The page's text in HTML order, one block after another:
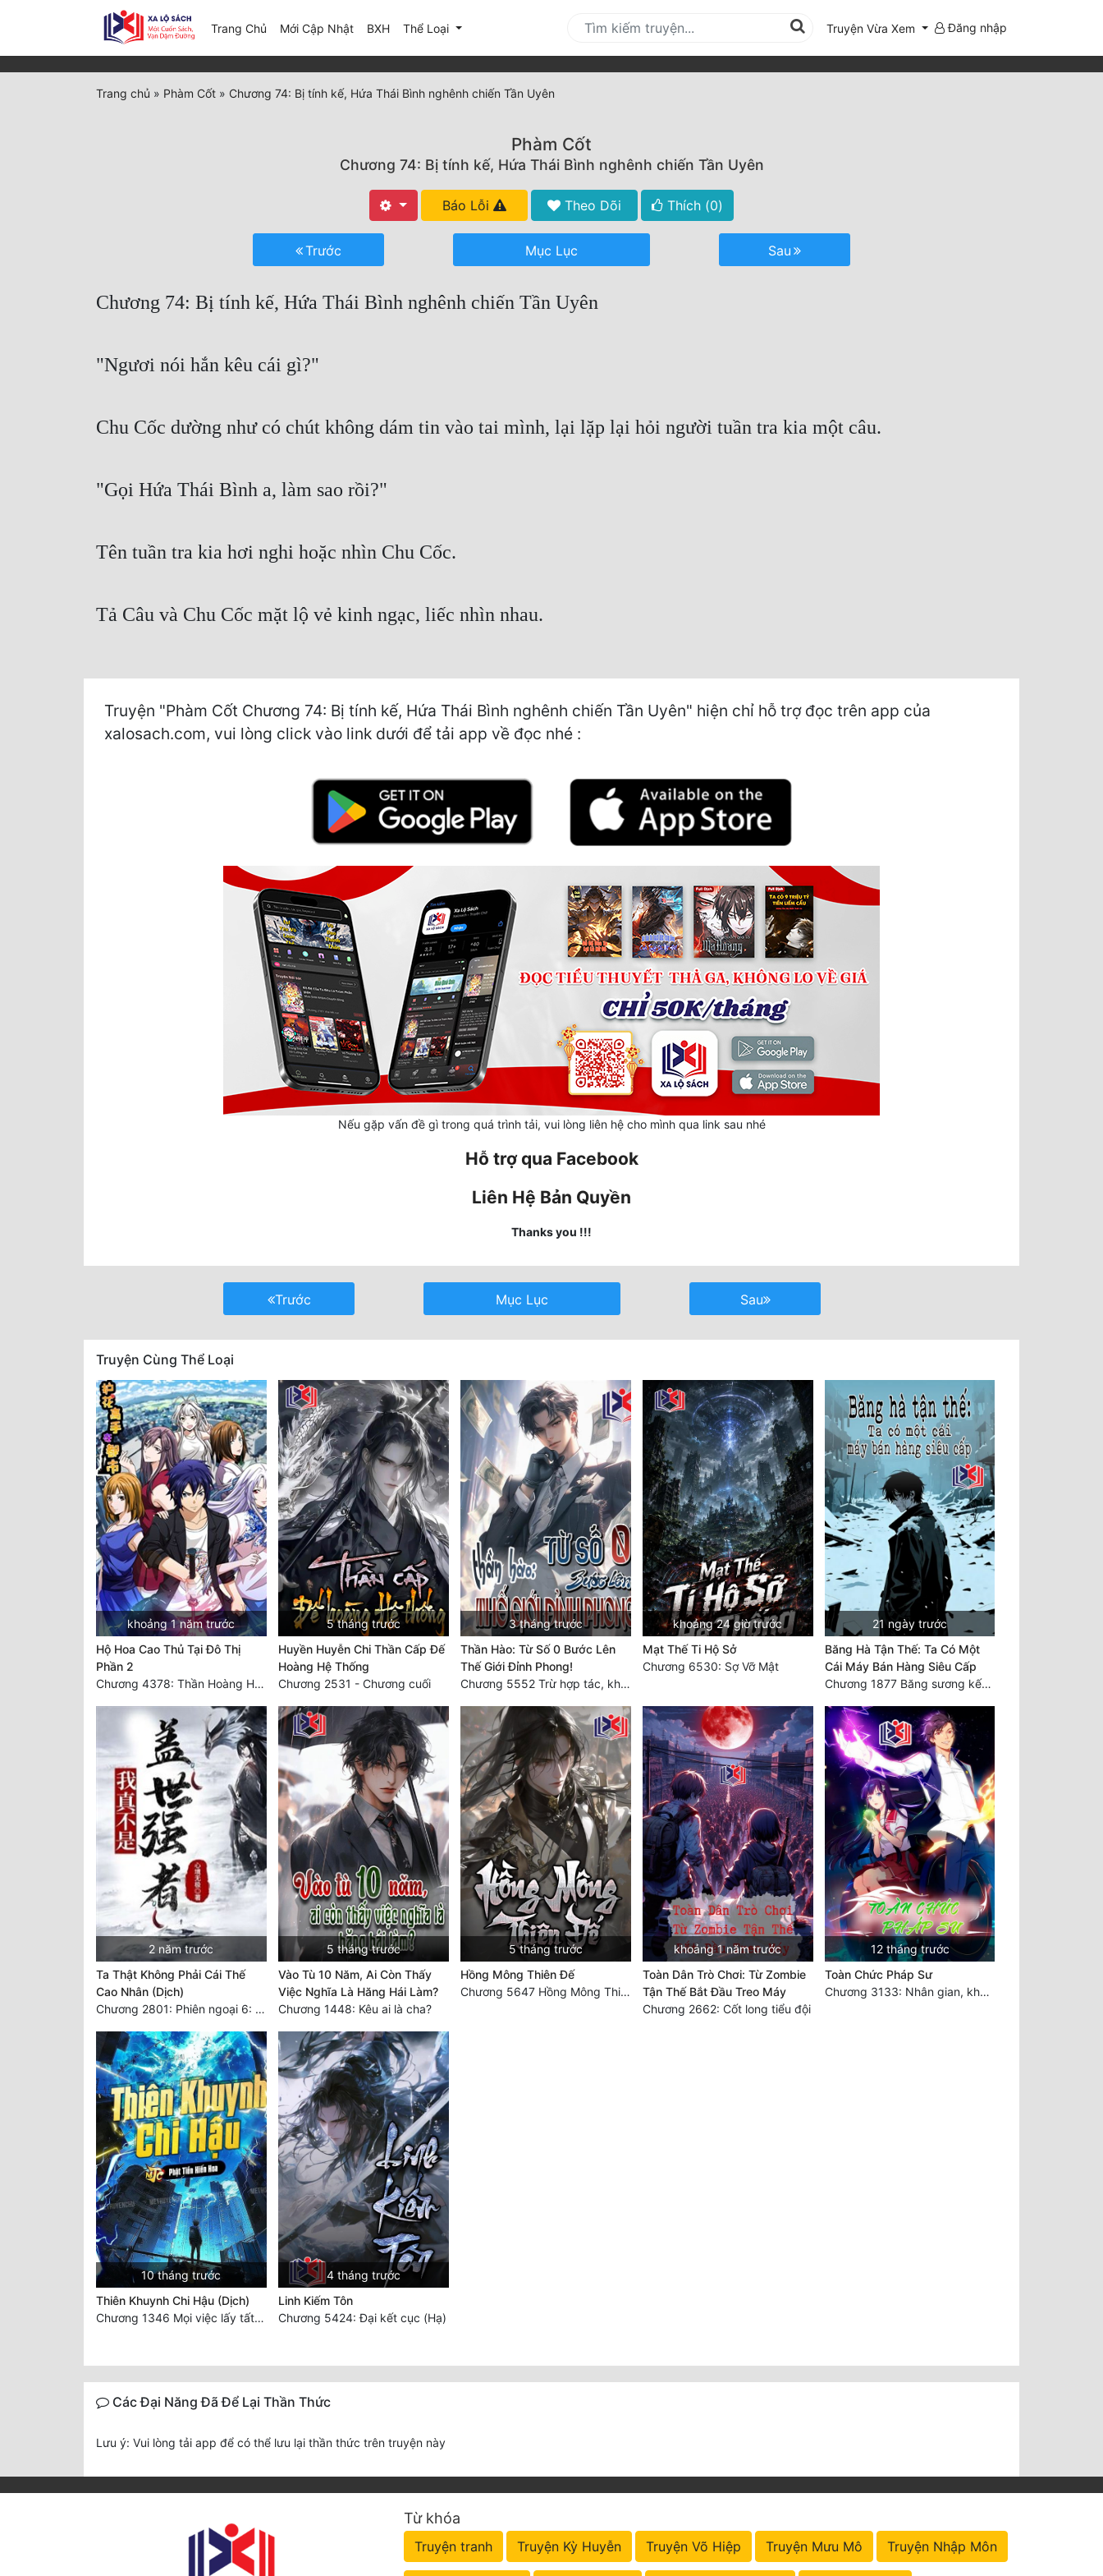
Trang Chủ Mới Cập Nhật(current)
BXH Thể Loại Truyện Vừa Xem Đăng nhập
Trang chủ » Phàm Cốt » Chương 74: Bị tính kế, Hứa Thái Bình nghênh chiến Tần Uyên
Phàm Cốt
Chương 74: Bị tính kế, Hứa Thái Bình nghênh chiến Tần Uyên
Báo Lỗi Theo Dõi Thích (0)
Trước Mục Lục Sau
Chương 74: Bị tính kế, Hứa Thái Bình nghênh chiến Tần Uyên
"Ngươi nói hắn kêu cái gì?"
Chu Cốc dường như có chút không dám tin vào tai mình, lại lặp lại hỏi người tuần tra kia một câu.
"Gọi Hứa Thái Bình a, làm sao rồi?"
Tên tuần tra kia hơi nghi hoặc nhìn Chu Cốc.
Tả Câu và Chu Cốc mặt lộ vẻ kinh ngạc, liếc nhìn nhau.
Truyện "Phàm Cốt Chương 74: Bị tính kế, Hứa Thái Bình nghênh chiến Tần Uyên" hiện chỉ hỗ trợ đọc trên app của
xalosach.com, vui lòng click vào link dưới để tải app về đọc nhé :
Nếu gặp vấn đề gì trong quá trình tải, vui lòng liên hệ cho mình qua link sau nhé
Hỗ trợ qua Facebook
Liên Hệ Bản Quyền
Thanks you !!!
Trước Mục Lục Sau
Truyện Cùng Thể Loại
khoảng 1 năm trước
Hộ Hoa Cao Thủ Tại Đô Thị
Phần 2
Chương 4378: Thần Hoàng Hạ Thiên (Đại kết cục) (03)
5 tháng trước
Huyền Huyễn Chi Thần Cấp Đế
Hoàng Hệ Thống
Chương 2531 - Chương cuối
3 tháng trước
Thần Hào: Từ Số 0 Bước Lên
Thế Giới Đỉnh Phong!
Chương 5552 Trừ hợp tác, không còn cách nào khác!
khoảng 24 giờ trước
Mạt Thế Ti Hộ Sở
Chương 6530: Sợ Vỡ Mật
21 ngày trước
Băng Hà Tận Thế: Ta Có Một
Cái Máy Bán Hàng Siêu Cấp
Chương 1877 Băng sương kết giới
2 năm trước
Ta Thật Không Phải Cái Thế
Cao Nhân (Dịch)
Chương 2801: Phiên ngoại 6: Sau khi trở về, hạ du năm tháng. 3
5 tháng trước
Vào Tù 10 Năm, Ai Còn Thấy
Việc Nghĩa Là Hăng Hái Làm?
Chương 1448: Kêu ai là cha?
5 tháng trước
Hồng Mông Thiên Đế
Chương 5647 Hồng Mông Thiên Đế (HẾT)
khoảng 1 năm trước
Toàn Dân Trò Chơi: Từ Zombie
Tận Thế Bắt Đầu Treo Máy
Chương 2662: Cốt long tiểu đội
12 tháng trước
Toàn Chức Pháp Sư
Chương 3133: Nhân gian, không thể trêu vào
10 tháng trước
Thiên Khuynh Chi Hậu (Dịch)
Chương 1346 Mọi việc lấy tất - Đại Kết Cục (2)
4 tháng trước
Linh Kiếm Tôn
Chương 5424: Đại kết cục (Hạ)
Các Đại Năng Đã Để Lại Thần Thức
Lưu ý: Vui lòng tải app để có thể lưu lại thần thức trên truyện này
Từ khóa
Truyện tranh Truyện Kỳ Huyễn Truyện Võ Hiệp Truyện Mưu Mô Truyện Nhập Môn